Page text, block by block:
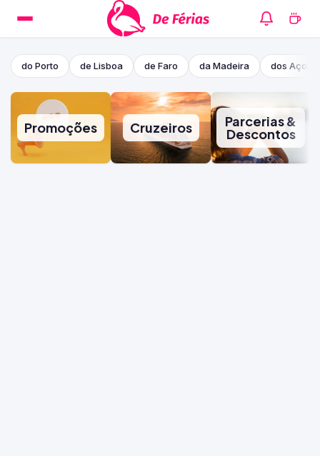
do Porto de Lisboa de Faro da Madeira dos
Promoções Cruzeiros Parcerias &
Descontos